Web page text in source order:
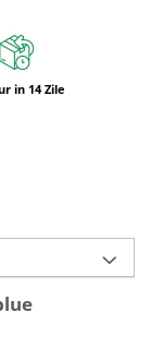
in 14 Zile